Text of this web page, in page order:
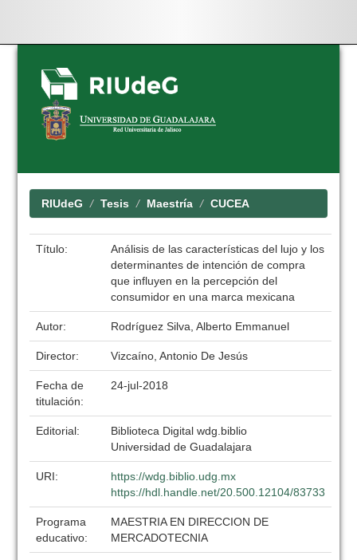
Skip
navigation
RIUdeG Tesis Maestría CUCEA
Título:
Análisis de las características del lujo y los
determinantes de intención de compra
que influyen en la percepción del
consumidor en una marca mexicana
Autor: Rodríguez Silva, Alberto Emmanuel
Director: Vizcaíno, Antonio De Jesús
Fecha de
titulación:
24-jul-2018
Editorial:
Biblioteca Digital wdg.biblio
Universidad de Guadalajara
URI:
https://wdg.biblio.udg.mx
https://hdl.handle.net/20.500.12104/83733
Programa
educativo:
MAESTRIA EN DIRECCION DE
MERCADOTECNIA